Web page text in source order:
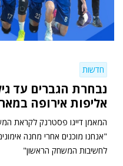
חדשות
אליפות אירופה
המאמן דייגו פסטרנק לקראת
"אנחנו מוכנים אחרי מחנה
לחשיבות המשחק הראשון"